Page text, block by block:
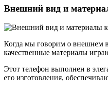
Внешний вид и
Когда мы говорим о внешнем
качественные материалы
Этот телефон выполнен в
его изготовления,